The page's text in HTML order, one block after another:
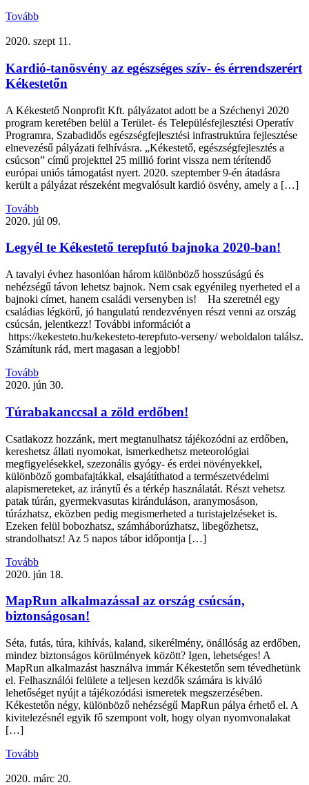
Tovább
2020. szept 11.
Kardió-tanösvény az egészséges szív- és érrendszerért
Kékestetőn
A Kékestető Nonprofit Kft. pályázatot adott be a Széchenyi 2020
program keretében belül a Terület- és Településfejlesztési Operatív
Programra, Szabadidős egészségfejlesztési infrastruktúra fejlesztése
elnevezésű pályázati felhívásra. „Kékestető, egészségfejlesztés a
csúcson” című projekttel 25 millió forint vissza nem térítendő
európai uniós támogatást nyert. 2020. szeptember 9-én átadásra
került a pályázat részeként megvalósult kardió ösvény, amely a […]
Tovább
2020. júl 09.
Legyél te Kékestető terepfutó bajnoka 2020-ban!
A tavalyi évhez hasonlóan három különböző hosszúságú és
nehézségű távon lehetsz bajnok. Nem csak egyénileg nyerheted el a
bajnoki címet, hanem családi versenyben is! Ha szeretnél egy
családias légkörű, jó hangulatú rendezvényen részt venni az ország
csúcsán, jelentkezz! További információt a
https://kekesteto.hu/kekesteto-terepfuto-verseny/ weboldalon találsz.
Számítunk rád, mert magasan a legjobb!
Tovább
2020. jún 30.
Túrabakanccsal a zöld erdőben!
Csatlakozz hozzánk, mert megtanulhatsz tájékozódni az erdőben,
kereshetsz állati nyomokat, ismerkedhetsz meteorológiai
megfigyelésekkel, szezonális gyógy- és erdei növényekkel,
különböző gombafajtákkal, elsajátíthatod a természetvédelmi
alapismereteket, az iránytű és a térkép használatát. Részt vehetsz
patak túrán, gyermekvasutas kiránduláson, aranymosáson,
túrázhatsz, eközben pedig megismerheted a turistajelzéseket is.
Ezeken felül bobozhatsz, számháborúzhatsz, libegőzhetsz,
strandolhatsz! Az 5 napos tábor időpontja […]
Tovább
2020. jún 18.
MapRun alkalmazással az ország csúcsán,
biztonságosan!
Séta, futás, túra, kihívás, kaland, sikerélmény, önállóság az erdőben,
mindez biztonságos körülmények között? Igen, lehetséges! A
MapRun alkalmazást használva immár Kékestetőn sem tévedhetünk
el. Felhasználói felülete a teljesen kezdők számára is kiváló
lehetőséget nyújt a tájékozódási ismeretek megszerzésében.
Kékestetőn négy, különböző nehézségű MapRun pálya érhető el. A
kivitelezésnél egyik fő szempont volt, hogy olyan nyomvonalakat
[…]
Tovább
2020. márc 20.